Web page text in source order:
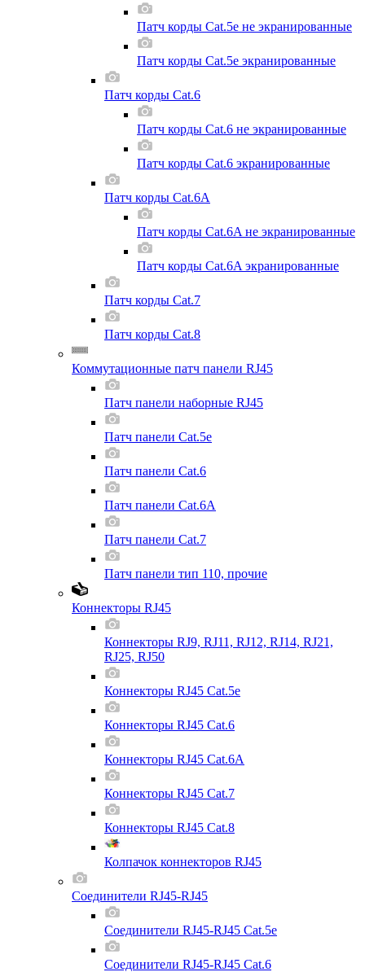
Патч корды Cat.5e не экранированные
Патч корды Cat.5e экранированные
Патч корды Cat.6
Патч корды Cat.6 не экранированные
Патч корды Cat.6 экранированные
Патч корды Cat.6A
Патч корды Cat.6A не экранированные
Патч корды Cat.6A экранированные
Патч корды Cat.7
Патч корды Cat.8
Коммутационные патч панели RJ45
Патч панели наборные RJ45
Патч панели Cat.5e
Патч панели Cat.6
Патч панели Cat.6A
Патч панели Cat.7
Патч панели тип 110, прочие
Коннекторы RJ45
Коннекторы RJ9, RJ11, RJ12, RJ14, RJ21,
RJ25, RJ50
Коннекторы RJ45 Cat.5e
Коннекторы RJ45 Cat.6
Коннекторы RJ45 Cat.6A
Коннекторы RJ45 Cat.7
Коннекторы RJ45 Cat.8
Колпачок коннекторов RJ45
Соединители RJ45-RJ45
Соединители RJ45-RJ45 Cat.5e
Соединители RJ45-RJ45 Cat.6